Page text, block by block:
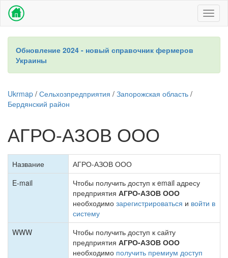
Обновление 2024 - новый справочник фермеров
Украины
Ukrmap / Сельхозпредприятия / Запорожская область /
Бердянский район
АГРО-АЗОВ ООО
Название
АГРО-АЗОВ ООО
E-mail
Чтобы получить доступ к email адресу
предприятия АГРО-АЗОВ ООО
необходимо зарегистрироваться и войти в
систему
WWW
Чтобы получить доступ к сайту
предприятия АГРО-АЗОВ ООО
необходимо получить премиум доступ